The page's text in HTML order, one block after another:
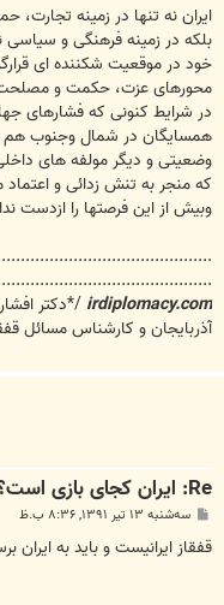
ایران نه تنها در زمینه
بلکه در زمینه فرهنگی و سیاسی
خود در موقعیت شکننده ای
محورهای عزت، حکمت و
در شرایط کنونی که فشارهای
همسایگان در شمال وجنوب هم
وضعیتی و دیگر مولفه های
که منجر به تنش زدائی و
وبیش از این فرصتها را ازدست
irdiplomacy.com /*دکتر
آذربایجان و کارشناس مسائل
Re: ایران کجای بازی است؟
ت
سه‌شنبه ۱۳ تیر ۱۳۹۱, ۸:۳۶ ب.ظ
قفقاز ایرانیست و باید به ایران